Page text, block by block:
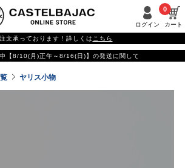
ログイン カート
0
文承っております！詳しくは こちら
【8/10(月)正午～8/16(日)】の発送に関して
ヤリス小物